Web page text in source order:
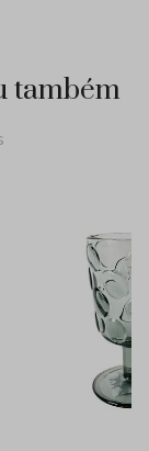
também